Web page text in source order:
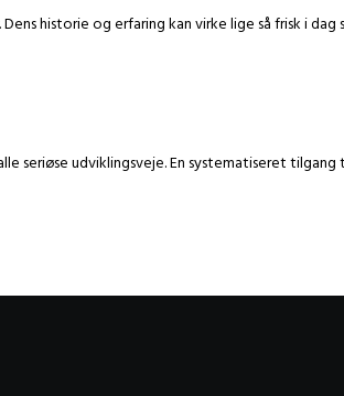
historie og erfaring kan virke lige så frisk i
seriøse udviklingsveje. En systematiseret